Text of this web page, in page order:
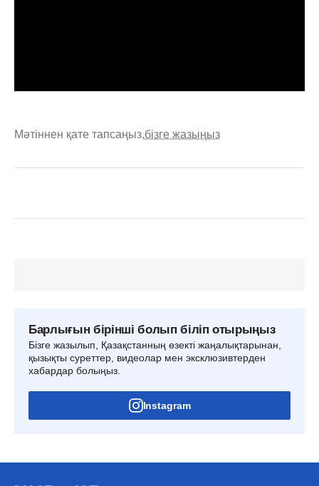
Мәтіннен қате тапсаңыз,бізге жазыңыз
Барлығын бірінші болып біліп отырыңыз
Бізге жазылып, Қазақстанның өзекті жаңалықтарынан,
қызықты суреттер, видеолар мен эксклюзивтерден
хабардар болыңыз.
Instagram